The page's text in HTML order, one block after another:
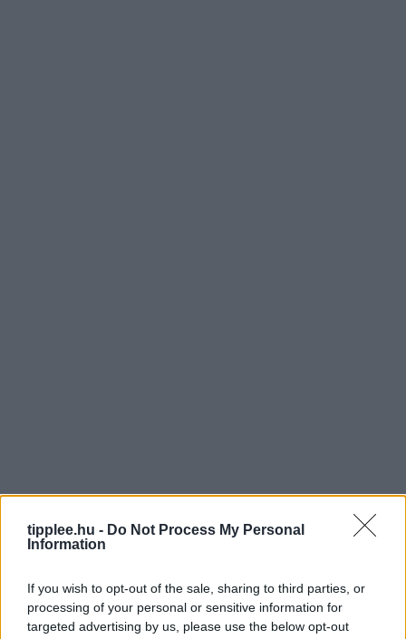
tipplee.hu - Do Not Process My Personal
Information
If you wish to opt-out of the sale, sharing to third parties, or
processing of your personal or sensitive information for
targeted advertising by us, please use the below opt-out